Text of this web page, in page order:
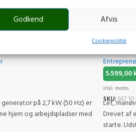
Godkend Afvis
Cookiepolitik
G3200P
på 2,7 kW (50 Hz) er
hjem og arbejdspladser med
5.599,00
inkl. moms
SKU:967 10
Let,
Drevet af
starte.